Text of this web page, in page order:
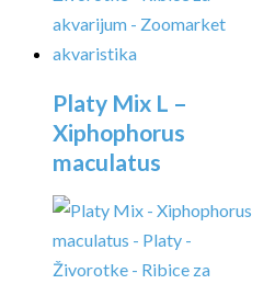
Platy Mix L –
Xiphophorus
maculatus